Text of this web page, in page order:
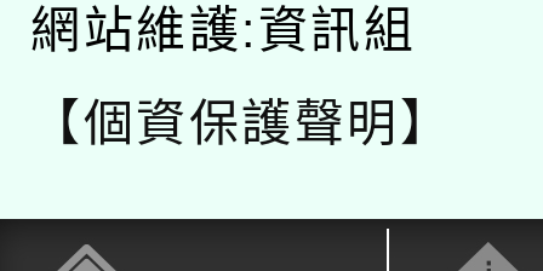
網站維護:資訊組
【個資保護聲明】